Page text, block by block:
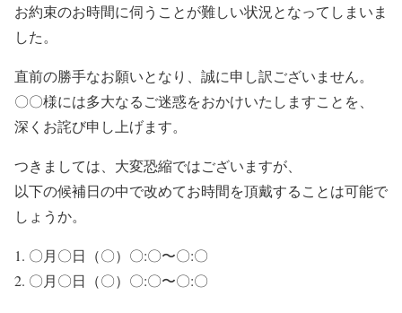
お約束のお時間に伺うことが難しい状況となってしまいま
した。
直前の勝手なお願いとなり、誠に申し訳ございません。
〇〇様には多大なるご迷惑をおかけいたしますことを、
深くお詫び申し上げます。
つきましては、大変恐縮ではございますが、
以下の候補日の中で改めてお時間を頂戴することは可能で
しょうか。
〇月〇日（〇）〇:〇〜〇:〇
〇月〇日（〇）〇:〇〜〇:〇